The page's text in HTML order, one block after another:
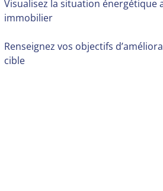
Visualisez la situation
immobilier
Renseignez vos objectifs
cible